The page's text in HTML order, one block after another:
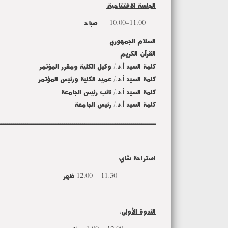
الجلسة الافتتاحية:
السلام الجمهوري
القرآن الكريم
كلمة السيد أ.د./ وكيل الكلية ومقرر المؤتمر
كلمة السيد أ.د./ عميد الكلية ورئيس المؤتمر
كلمة السيد أ.د./ نائب رئيس الجامعة
كلمة السيد أ.د./ رئيس الجامعة
استراحة شاي:
الندوة الأولى: